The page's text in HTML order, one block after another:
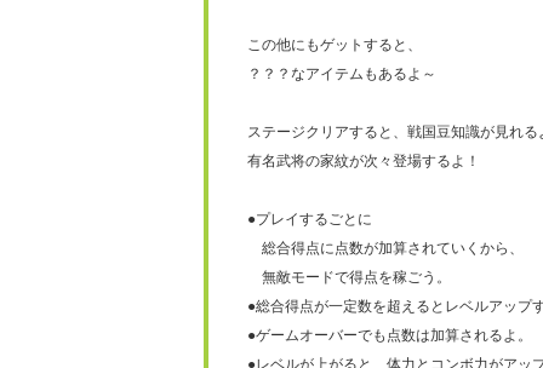
この他にもゲットすると、
？？？なアイテムもあるよ～
ステージクリアすると、戦国豆知識が見れる
有名武将の家紋が次々登場するよ！
●プレイするごとに
総合得点に点数が加算されていくから、
無敵モードで得点を稼ごう。
●総合得点が一定数を超えるとレベルアップす
●ゲームオーバーでも点数は加算されるよ。